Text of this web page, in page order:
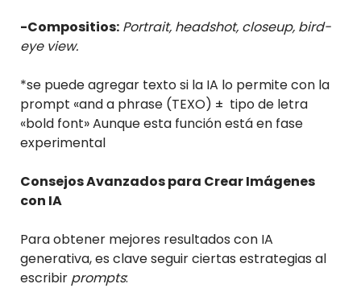
-Compositios: Portrait, headshot, closeup, bird-
eye view.
*se puede agregar texto si la IA lo permite con la
prompt «and a phrase (TEXO) ± tipo de letra
«bold font» Aunque esta función está en fase
experimental
Consejos Avanzados para Crear Imágenes
con IA
Para obtener mejores resultados con IA
generativa, es clave seguir ciertas estrategias al
escribir prompts: